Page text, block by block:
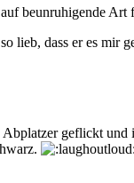
beunruhigende Art
lieb, dass er es mir
geflickt und